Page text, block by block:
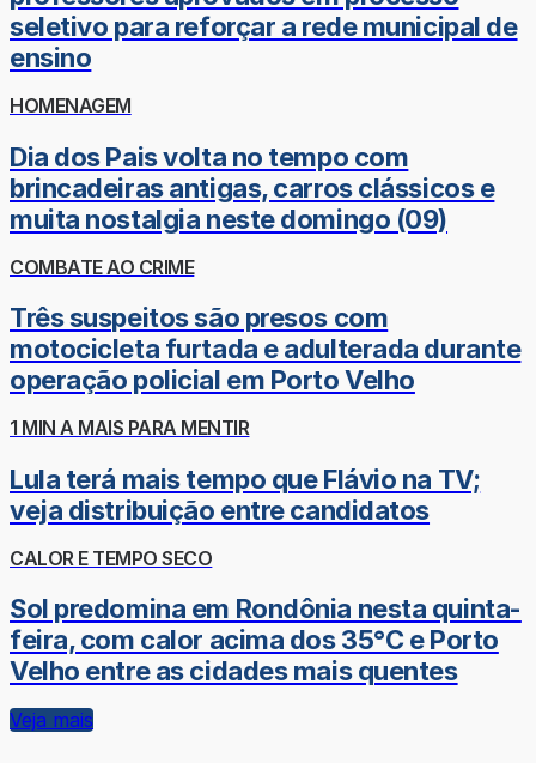
seletivo para reforçar a rede municipal de
ensino
HOMENAGEM
Dia dos Pais volta no tempo com
brincadeiras antigas, carros clássicos e
muita nostalgia neste domingo (09)
COMBATE AO CRIME
Três suspeitos são presos com
motocicleta furtada e adulterada durante
operação policial em Porto Velho
1 MIN A MAIS PARA MENTIR
Lula terá mais tempo que Flávio na TV;
veja distribuição entre candidatos
CALOR E TEMPO SECO
Sol predomina em Rondônia nesta quinta-
feira, com calor acima dos 35°C e Porto
Velho entre as cidades mais quentes
Veja mais